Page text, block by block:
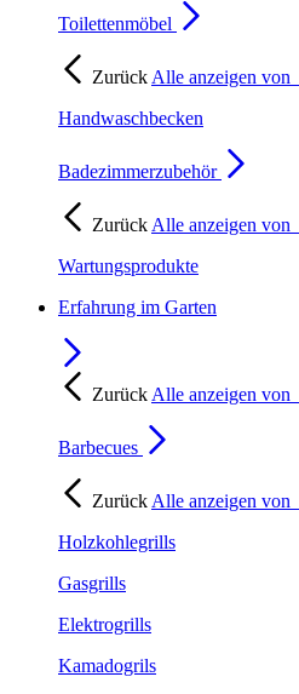
Toilettenmöbel
Zurück Alle anzeigen von
Handwaschbecken
Badezimmerzubehör
Zurück Alle anzeigen von
Wartungsprodukte
Erfahrung im Garten
Zurück Alle anzeigen von
Barbecues
Zurück Alle anzeigen von
Holzkohlegrills
Gasgrills
Elektrogrills
Kamadogrils